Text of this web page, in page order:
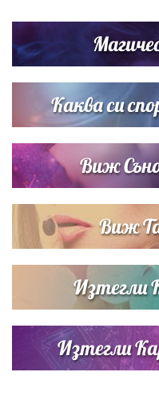
Братя Аргирови я
Каква си
Виж
Виж
Изтегли
Изтегли